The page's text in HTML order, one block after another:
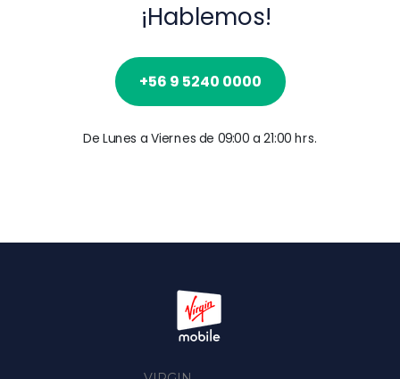
¡Hablemos!
De Lunes a Viernes de 09:00 a 21:00 hrs.
+56 9 5240 0000